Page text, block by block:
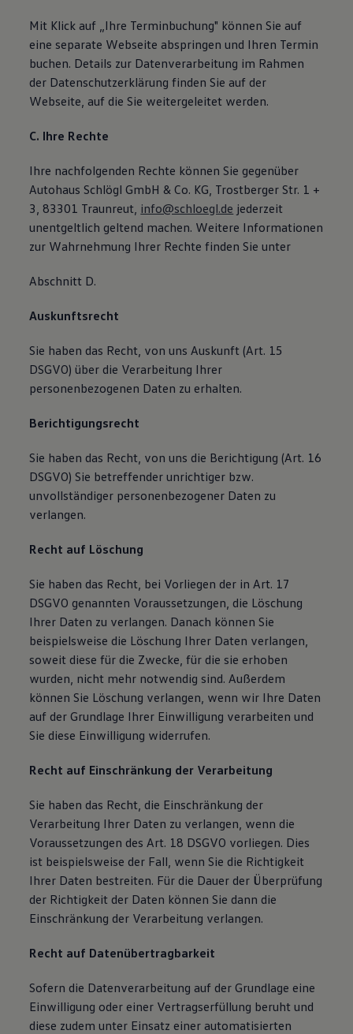
Mit Klick auf „Ihre Terminbuchung" können Sie auf
eine separate Webseite abspringen und Ihren Termin
buchen. Details zur Datenverarbeitung im Rahmen
der Datenschutzerklärung finden Sie auf der
Webseite, auf die Sie weitergeleitet werden.
C. Ihre Rechte
Ihre nachfolgenden Rechte können Sie gegenüber
Autohaus Schlögl GmbH & Co. KG, Trostberger Str. 1 +
3, 83301 Traunreut, info@schloegl.de jederzeit
unentgeltlich geltend machen. Weitere Informationen
zur Wahrnehmung Ihrer Rechte finden Sie unter
Abschnitt D.
Auskunftsrecht
Sie haben das Recht, von uns Auskunft (Art. 15
DSGVO) über die Verarbeitung Ihrer
personenbezogenen Daten zu erhalten.
Berichtigungsrecht
Sie haben das Recht, von uns die Berichtigung (Art. 16
DSGVO) Sie betreffender unrichtiger bzw.
unvollständiger personenbezogener Daten zu
verlangen.
Recht auf Löschung
Sie haben das Recht, bei Vorliegen der in Art. 17
DSGVO genannten Voraussetzungen, die Löschung
Ihrer Daten zu verlangen. Danach können Sie
beispielsweise die Löschung Ihrer Daten verlangen,
soweit diese für die Zwecke, für die sie erhoben
wurden, nicht mehr notwendig sind. Außerdem
können Sie Löschung verlangen, wenn wir Ihre Daten
auf der Grundlage Ihrer Einwilligung verarbeiten und
Sie diese Einwilligung widerrufen.
Recht auf Einschränkung der Verarbeitung
Sie haben das Recht, die Einschränkung der
Verarbeitung Ihrer Daten zu verlangen, wenn die
Voraussetzungen des Art. 18 DSGVO vorliegen. Dies
ist beispielsweise der Fall, wenn Sie die Richtigkeit
Ihrer Daten bestreiten. Für die Dauer der Überprüfung
der Richtigkeit der Daten können Sie dann die
Einschränkung der Verarbeitung verlangen.
Recht auf Datenübertragbarkeit
Sofern die Datenverarbeitung auf der Grundlage eine
Einwilligung oder einer Vertragserfüllung beruht und
diese zudem unter Einsatz einer automatisierten